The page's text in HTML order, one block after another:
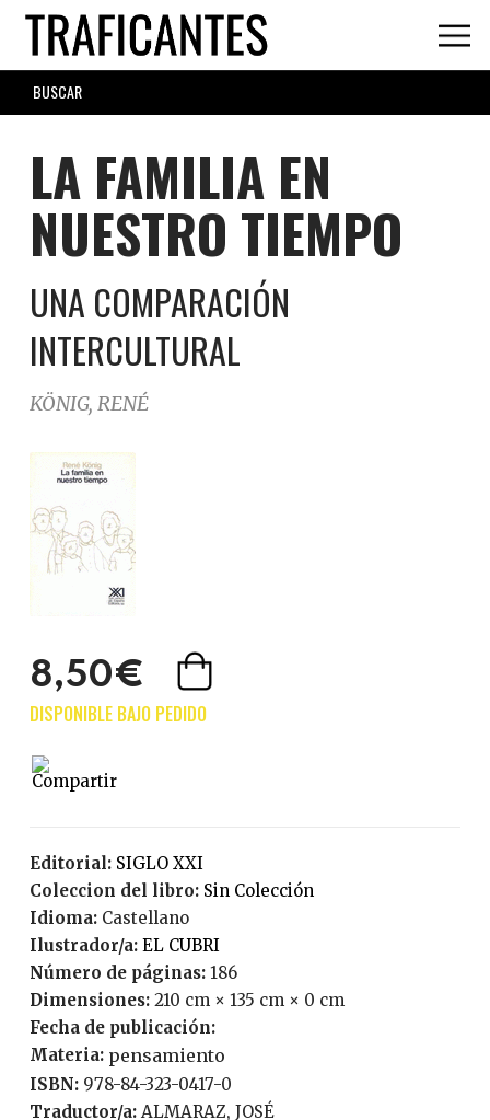
Skip
main
content
SEARCH
FORM
LA FAMILIA EN
NUESTRO TIEMPO
UNA COMPARACIÓN
INTERCULTURAL
KÖNIG, RENÉ
8,50€
Editorial:
SIGLO XXI
Coleccion del libro:
Sin Colección
Idioma:
Castellano
Ilustrador/a:
EL CUBRI
Número de páginas: 186
Dimensiones: 210 cm × 135 cm × 0 cm
Fecha de publicación:
Materia: pensamiento
ISBN:
978-84-323-0417-0
Traductor/a:
ALMARAZ, JOSÉ